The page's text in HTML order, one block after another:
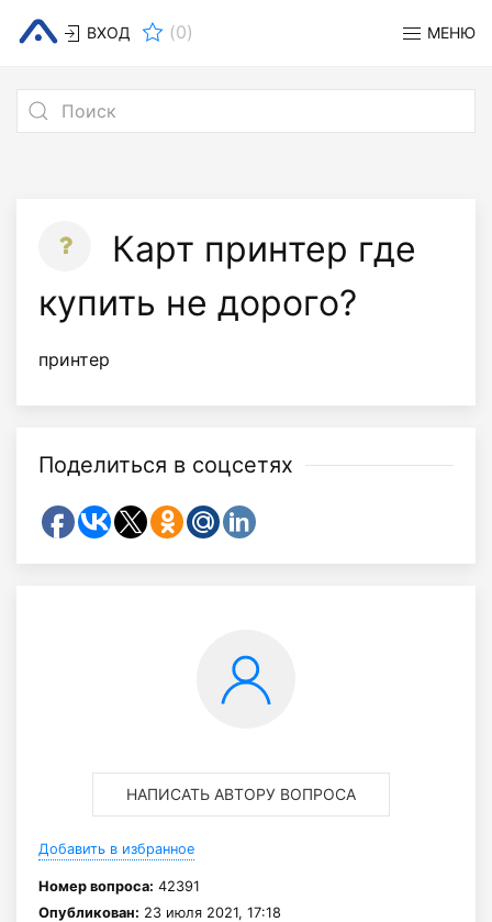
ВХОД (0) МЕНЮ
Карт принтер где
купить не дорого?
принтер
Поделиться в соцсетях
НАПИСАТЬ АВТОРУ ВОПРОСА
Добавить в избранное
Номер вопроса: 42391
Опубликован: 23 июля 2021, 17:18